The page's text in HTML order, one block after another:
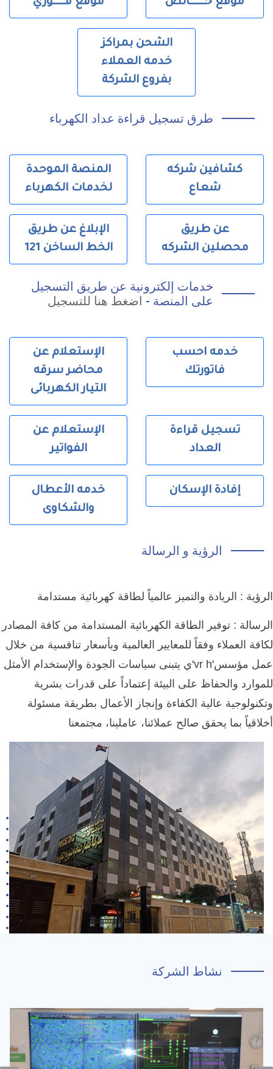
موقع فـــــوري موقع خــــــالص
الشحن بمراكز
خدمه العملاء
بفروع الشركة
طرق تسجيل قراءة عداد الكهرباء
المنصة الموحدة
لخدمات الكهرباء
كشافين شركه
شعاع
الإبلاغ عن طريق
الخط الساخن 121
عن طريق
محصلين الشركه
خدمات إلكترونية عن طريق التسجيل
على المنصة - اضغط هنا للتسجيل
الإستعلام عن
محاضر سرقه
التيار الكهربائى
خدمه احسب
فاتورتك
الإستعلام عن
الفواتير
تسجيل قراءة
العداد
خدمه الأعطال
والشكاوى
إفادة الإسكان
الرؤية و الرسالة
الرؤية : الريادة والتميز عالمياً لطاقة كهربائية مستدامة
الرسالة : توفير الطاقة الكهربائية المستدامة من كافة المصادر
لكافة العملاء وفقاً للمعايير العالمية وبأسعار تنافسية من خلال
عمل مؤسس'vr h'ي يتبنى سياسات الجودة والإستخدام الأمثل
للموارد والحفاظ على البيئة إعتماداً على قدرات بشرية
وتكنولوجية عالية الكفاءة وإنجاز الأعمال بطريقة مسئولة
أخلاقياً بما يحقق صالح عملائنا، عاملينا، مجتمعنا
نشاط الشركة